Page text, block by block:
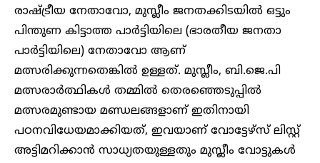
രാഷ്ട്രീയ നേതാവോ, മുസ്ലീം ജനതക്കിടയിൽ ഒട്ടും
പിന്തുണ കിട്ടാത്ത പാർട്ടിയിലെ (ഭാരതീയ ജനതാ
പാർട്ടിയിലെ) നേതാവോ ആണ്
മത്സരിക്കുന്നതെങ്കിൽ ഉള്ളത്. മുസ്ലീം, ബി.ജെ.പി
മത്സരാർത്ഥികൾ തമ്മിൽ തെരഞ്ഞെടുപ്പിൽ
മത്സരമുണ്ടായ മണ്ഡലങ്ങളാണ് ഇതിനായി
പഠനവിധേയമാക്കിയത്, ഇവയാണ് വോട്ടേഴ്‌സ് ലിസ്റ്റ്
അട്ടിമറിക്കാൻ സാധ്യതയുള്ളതും മുസ്ലീം വോട്ടുകൾ